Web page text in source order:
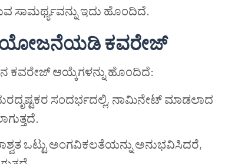
ಸಾಮರ್ಥ್ಯವನ್ನು ಇದು ಹೊಂದಿದೆ.
ಯೋಜನೆಯಡಿ ಕವರೇಜ್
ಕವರೇಜ್ ಆಯ್ಕೆಗಳನ್ನು ಹೊಂದಿದೆ:
ಸಂದರ್ಭದಲ್ಲಿ, ನಾಮಿನೇಟ್ ಮಾಡಲಾದ
ಒಟ್ಟು ಅಂಗವಿಕಲತೆಯನ್ನು ಅನುಭವಿಸಿದರೆ,